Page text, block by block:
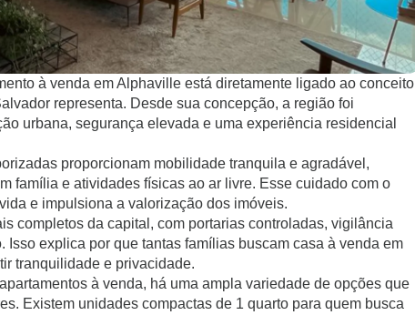
à venda em Alphaville está diretamente ligado ao conceito
representa. Desde sua concepção, a região foi
urbana, segurança elevada e uma experiência residencial
proporcionam mobilidade tranquila e agradável,
família e atividades físicas ao ar livre. Esse cuidado com o
e impulsiona a valorização dos imóveis.
completos da capital, com portarias controladas, vigilância
Isso explica por que tantas famílias buscam casa à venda em
tranquilidade e privacidade.
à venda, há uma ampla variedade de opções que
Existem unidades compactas de 1 quarto para quem busca